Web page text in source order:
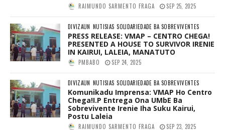
RAIMUNDO SARMENTO FRAGA SEP 25, 2025
DIVIZAUN NUTISIAS SOLIDARIEDADE BA SOBREVIVENTES
PRESS RELEASE: VMAP – CENTRO CHEGA!
PRESENTED A HOUSE TO SURVIVOR IRENIE
IN KAIRUI, LALEIA, MANATUTO
PMBABO SEP 24, 2025
DIVIZAUN NUTISIAS SOLIDARIEDADE BA SOBREVIVENTES
Komunikadu Imprensa: VMAP Ho Centro
Chega!I.P Entrega Ona UMbE Ba
Sobrevivente Irenie Iha Suku Kairui,
Postu Laleia
RAIMUNDO SARMENTO FRAGA SEP 23, 2025